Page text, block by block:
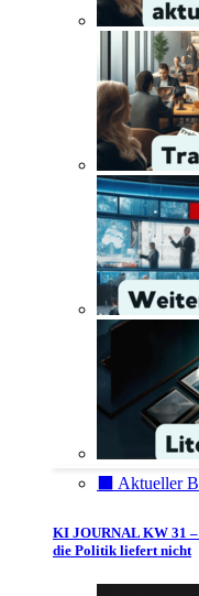
⬛️ Aktueller
KI JOURNAL KW 31
die Politik liefert nicht